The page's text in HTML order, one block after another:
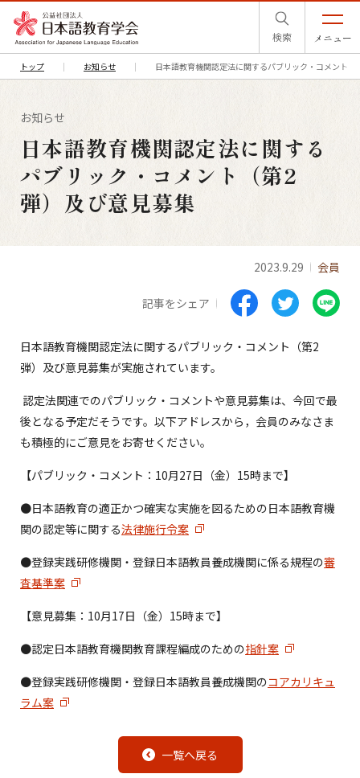
検索 メニュー
トップ お知らせ 日本語教育機関認定法に関するパブリック・コメント（
お知らせ
日本語教育機関認定法に関する
パブリック・コメント（第2
弾）及び意見募集
2023.9.29 会員
記事をシェア
日本語教育機関認定法に関するパブリック・コメント（第2
弾）及び意見募集が実施されています。
認定法関連でのパブリック・コメントや意見募集は、今回で最
後となる予定だそうです。以下アドレスから，会員のみなさま
も積極的にご意見をお寄せください。
【パブリック・コメント： 10月27日（金） 15時まで】
●日本語教育の適正かつ確実な実施を図るための日本語教育機
関の認定等に関する法律施行令案
●登録実践研修機関・登録日本語教員養成機関に係る規程の審
査基準案
【意見募集： 10月17日（金） 15時まで】
●認定日本語教育機関教育課程編成のための指針案
●登録実践研修機関・登録日本語教員養成機関のコアカリキュ
ラム案
一覧へ戻る